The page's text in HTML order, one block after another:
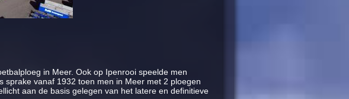
in Meer. Ook op Ipenrooi speelde men
vanaf 1932 toen men in Meer met 2 ploegen
aan de basis gelegen van het latere en definitieve